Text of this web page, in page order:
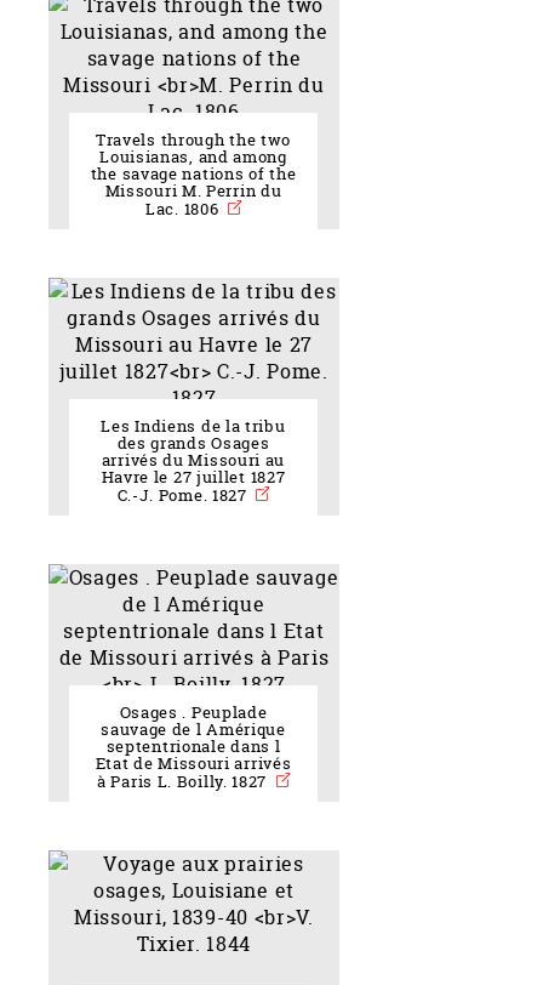
Travels through the two
Louisianas, and among
the savage nations of the
Missouri M. Perrin du
Lac. 1806
Les Indiens de la tribu
des grands Osages
arrivés du Missouri au
Havre le 27 juillet 1827
C.-J. Pome. 1827
Osages . Peuplade
sauvage de l Amérique
septentrionale dans l
Etat de Missouri arrivés
à Paris L. Boilly. 1827